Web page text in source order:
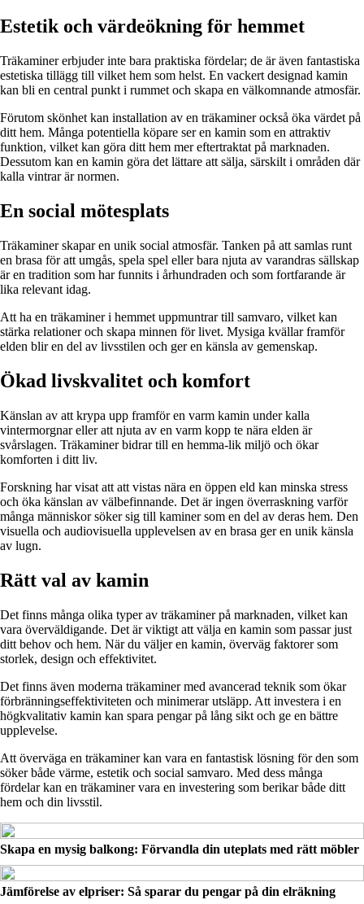
Estetik och värdeökning för hemmet
Träkaminer erbjuder inte bara praktiska fördelar; de är även fantastiska
estetiska tillägg till vilket hem som helst. En vackert designad kamin
kan bli en central punkt i rummet och skapa en välkomnande atmosfär.
Förutom skönhet kan installation av en träkaminer också öka värdet på
ditt hem. Många potentiella köpare ser en kamin som en attraktiv
funktion, vilket kan göra ditt hem mer eftertraktat på marknaden.
Dessutom kan en kamin göra det lättare att sälja, särskilt i områden där
kalla vintrar är normen.
En social mötesplats
Träkaminer skapar en unik social atmosfär. Tanken på att samlas runt
en brasa för att umgås, spela spel eller bara njuta av varandras sällskap
är en tradition som har funnits i århundraden och som fortfarande är
lika relevant idag.
Att ha en träkaminer i hemmet uppmuntrar till samvaro, vilket kan
stärka relationer och skapa minnen för livet. Mysiga kvällar framför
elden blir en del av livsstilen och ger en känsla av gemenskap.
Ökad livskvalitet och komfort
Känslan av att krypa upp framför en varm kamin under kalla
vintermorgnar eller att njuta av en varm kopp te nära elden är
svårslagen. Träkaminer bidrar till en hemma-lik miljö och ökar
komforten i ditt liv.
Forskning har visat att att vistas nära en öppen eld kan minska stress
och öka känslan av välbefinnande. Det är ingen överraskning varför
många människor söker sig till kaminer som en del av deras hem. Den
visuella och audiovisuella upplevelsen av en brasa ger en unik känsla
av lugn.
Rätt val av kamin
Det finns många olika typer av träkaminer på marknaden, vilket kan
vara överväldigande. Det är viktigt att välja en kamin som passar just
ditt behov och hem. När du väljer en kamin, överväg faktorer som
storlek, design och effektivitet.
Det finns även moderna träkaminer med avancerad teknik som ökar
förbränningseffektiviteten och minimerar utsläpp. Att investera i en
högkvalitativ kamin kan spara pengar på lång sikt och ge en bättre
upplevelse.
Att överväga en träkaminer kan vara en fantastisk lösning för den som
söker både värme, estetik och social samvaro. Med dess många
fördelar kan en träkaminer vara en investering som berikar både ditt
hem och din livsstil.
Skapa en mysig balkong: Förvandla din uteplats med rätt möbler
Jämförelse av elpriser: Så sparar du pengar på din elräkning